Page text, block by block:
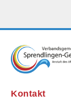
Kontakt